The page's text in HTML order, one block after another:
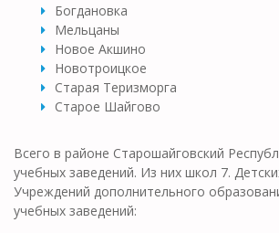
Богдановка
Мельцаны
Новое Акшино
Новотроицкое
Старая Теризморга
Старое Шайгово
Всего в районе Старошайговский
учебных заведений. Из них школ 7.
Учреждений дополнительного
учебных заведений: